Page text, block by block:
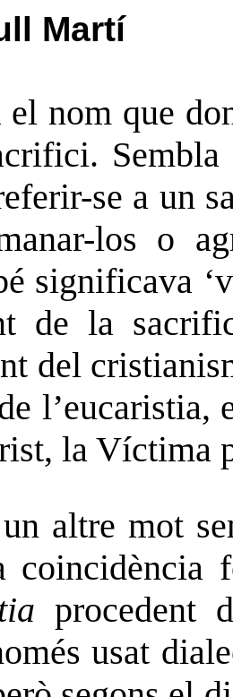
Martí
el nom que
se a un
los o
significava
de la
del
la Víctima
altre mot
coincidència
usat